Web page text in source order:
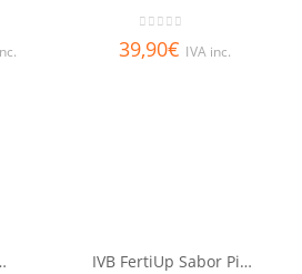
39,90€ IVA inc.
180 cáps IVB FertiUp Sabor Piña